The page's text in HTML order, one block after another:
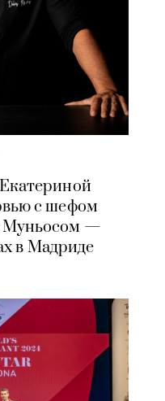
с шефом
Муньосом —
в Мадриде